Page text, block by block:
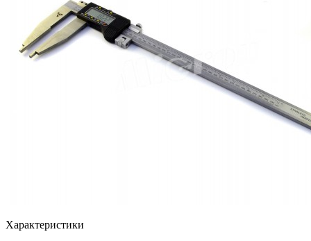
Характеристики